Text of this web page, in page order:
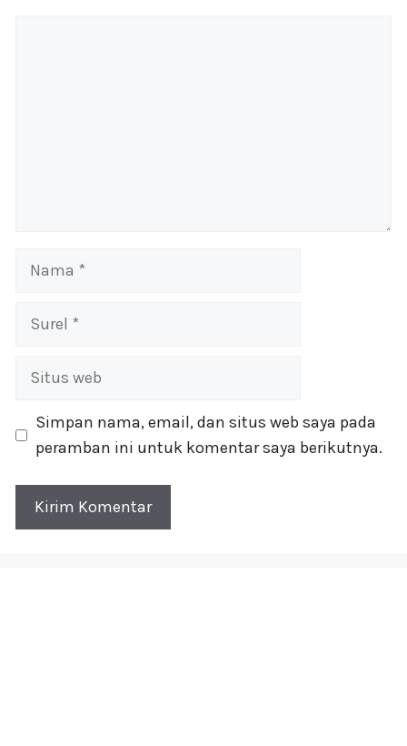
Nama
Surel
Situs
Simpan nama, email, dan situs web saya pada
peramban ini untuk komentar saya berikutnya.